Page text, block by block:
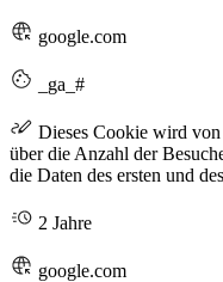
google.com
_ga_#
Dieses Cookie wird
über die Anzahl der
die Daten des ersten und
2 Jahre
google.com